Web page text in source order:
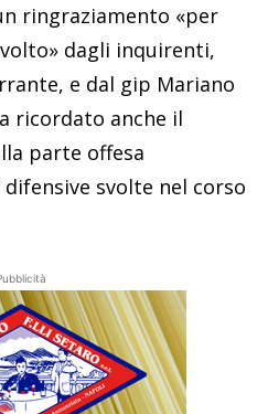
ringraziamento «per
dagli inquirenti,
e dal gip Mariano
ricordato anche il
parte offesa
svolte nel corso